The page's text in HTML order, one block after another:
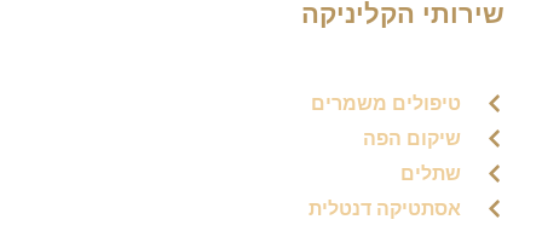
שירותי הקליניקה
טיפולים משמרים
שיקום הפה
שתלים
אסתטיקה דנטלית